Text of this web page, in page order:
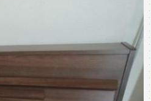
當下的原始狀況，上一手保存良
理得很漂亮，但您不知道的是
?以下照片及影片把上一手的狀